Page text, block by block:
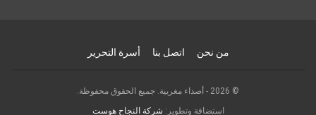
من نحن اتصل بنا أسرة التحرير
© 2026 - أصداء مغربية. جميع الحقوق محفوظة.
استضافة وتطوير: شركة النجاح هوست